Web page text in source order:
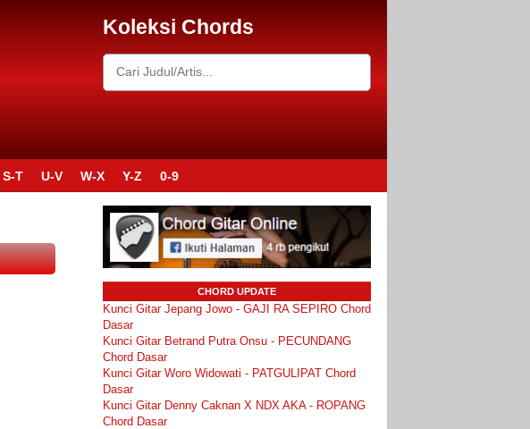
Koleksi Chords
S-T U-V W-X Y-Z 0-9
CHORD UPDATE
Kunci Gitar Jepang Jowo - GAJI RA SEPIRO Chord
Dasar
Kunci Gitar Betrand Putra Onsu - PECUNDANG
Chord Dasar
Kunci Gitar Woro Widowati - PATGULIPAT Chord
Dasar
Kunci Gitar Denny Caknan X NDX AKA - ROPANG
Chord Dasar